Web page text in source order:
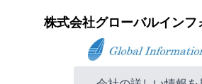
株式会社グローバルインフ